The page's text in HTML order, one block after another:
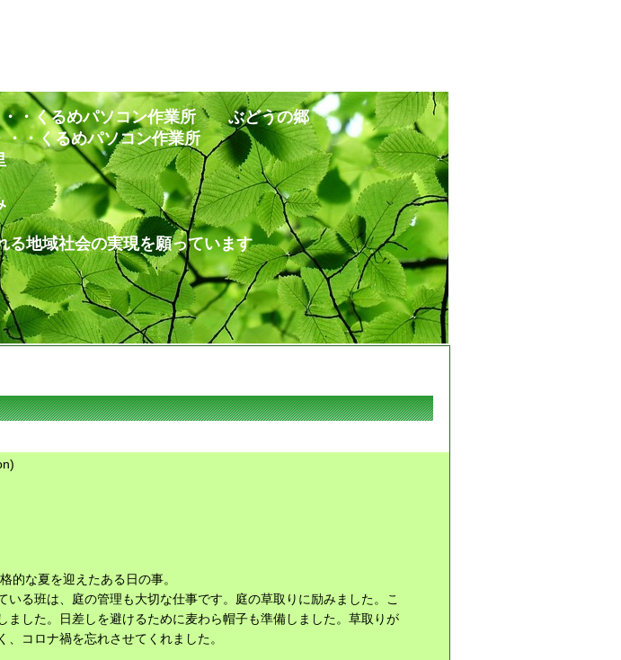
・・くるめパソコン作業所 ぶどうの郷
パソコン作業所
会の実現を願っています
的な夏を迎えたある日の事。
いる班は、庭の管理も大切な仕事です。庭の草取りに励みました。こ
ました。日差しを避けるために麦わら帽子も準備しました。草取りが
コロナ禍を忘れさせてくれました。